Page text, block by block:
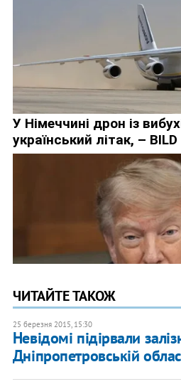
ЧИТАЙТЕ ТАКОЖ
25 березня 2015, 15:30
Невідомі підірвали
Дніпропетровській